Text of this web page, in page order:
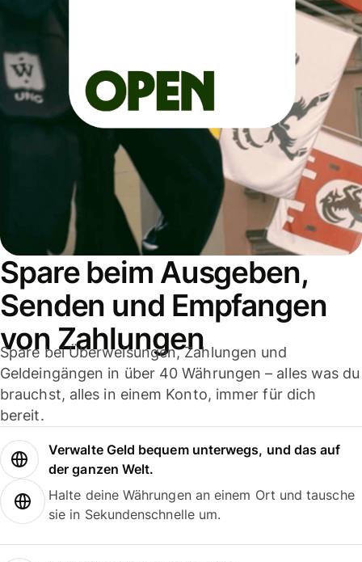
Spare beim Ausgeben,
Senden und Empfangen
von Zahlungen
Spare bei Überweisungen, Zahlungen und
Geldeingängen in über 40 Währungen – alles was du
brauchst, alles in einem Konto, immer für dich
bereit.
Verwalte Geld bequem unterwegs, und das auf
der ganzen Welt.
Halte deine Währungen an einem Ort und tausche
sie in Sekundenschnelle um.